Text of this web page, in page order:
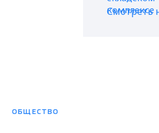
Смотреть
ОБЩЕСТВО